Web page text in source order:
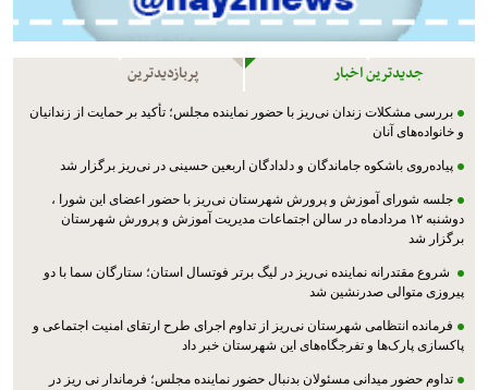
جدیدترین اخبار پربازدیدترین
بررسی مشکلات زندان نی‌ریز با حضور نماینده مجلس؛ تأکید بر حمایت از زندانیان
و خانواده‌های آنان
پیاده‌روی باشکوه جاماندگان و دلدادگان اربعین حسینی در نی‌ریز برگزار شد
جلسه شورای آموزش و پرورش شهرستان نی‌ریز با حضور اعضای این شورا ،
دوشنبه ۱۲ مردادماه در سالن اجتماعات مدیریت آموزش و پرورش شهرستان
برگزار شد
شروع مقتدرانه نماینده نی‌ریز در لیگ برتر فوتسال استان؛ ستارگان سما با دو
پیروزی متوالی صدرنشین شد
فرمانده انتظامی شهرستان نی‌ریز از تداوم اجرای طرح ارتقای امنیت اجتماعی و
پاکسازی پارک‌ها و تفرجگاه‌های این شهرستان خبر داد
تداوم حضور میدانی مسئولان بدنبال حضور نماینده مجلس؛ فرماندار نی ریز در